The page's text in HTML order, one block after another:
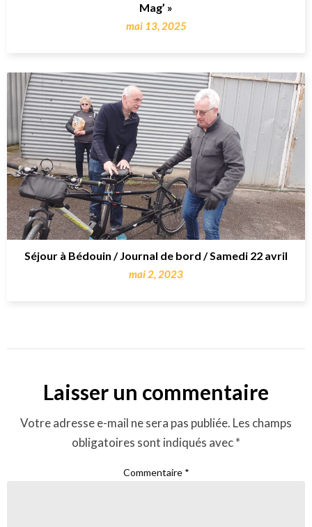
Mag’ »
mai 13, 2025
Séjour à Bédouin / Journal de bord / Samedi 22 avril
mai 2, 2023
Laisser un commentaire
Votre adresse e-mail ne sera pas publiée. Les champs
obligatoires sont indiqués avec*
Commentaire *